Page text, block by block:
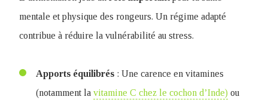
mentale et physique des rongeurs. Un régime adapté
contribue à réduire la vulnérabilité au stress.
Apports équilibrés : Une carence en vitamines
(notamment la vitamine C chez le cochon d’Inde) ou